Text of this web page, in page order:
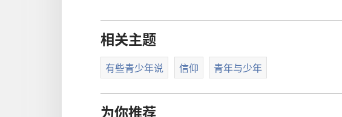
相关主题
有些青少年说 信仰 青年与少年
为你推荐